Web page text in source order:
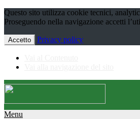
Questo sito utilizza cookie tecnici,
Proseguendo nella navigazione accetti
Accetto Privacy policy
Menu